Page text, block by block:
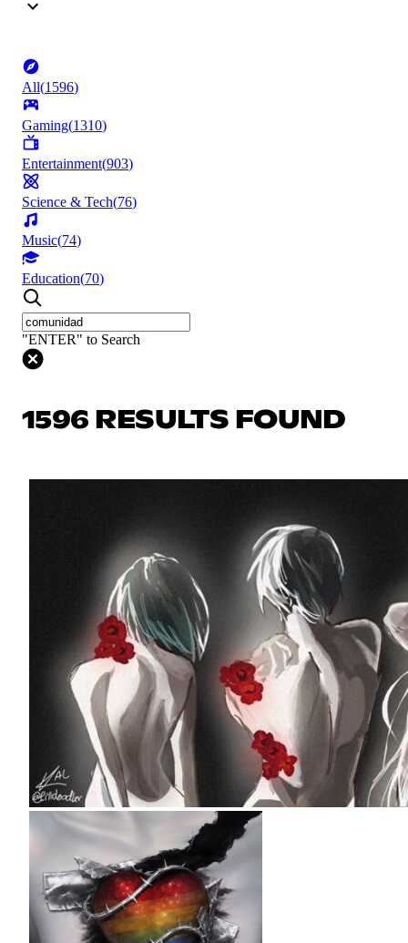
All(1596)
Gaming(1310)
Entertainment(903)
Science & Tech(76)
Music(74)
Education(70)
"ENTER" to Search
1596 RESULTS FOUND